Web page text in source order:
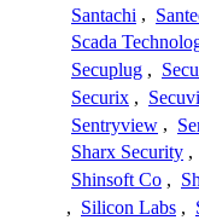
Santachi ,
Scada
Secuplug ,
Securix ,
Sentryview ,
Sharx Security ,
Shinsoft Co ,
, Silicon Labs ,